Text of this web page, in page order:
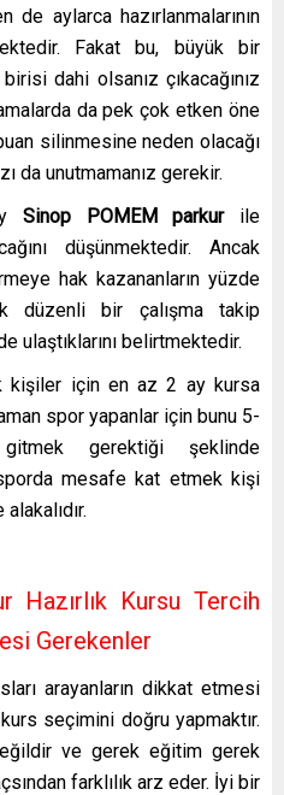
de aylarca hazırlanmalarının
Fakat bu, büyük bir
dahi olsanız çıkacağınız
da pek çok etken öne
silinmesine neden olacağı
da unutmamanız gerekir.
Sinop POMEM parkur ile
düşünmektedir. Ancak
hak kazananların yüzde
düzenli bir çalışma takip
ulaştıklarını belirtmektedir.
kişiler için en az 2 ay kursa
spor yapanlar için bunu 5-
gerektiği şeklinde
mesafe kat etmek kişi
Hazırlık Kursu Tercih
Gerekenler
arayanların dikkat etmesi
seçimini doğru yapmaktır.
ve gerek eğitim gerek
farklılık arz eder. İyi bir